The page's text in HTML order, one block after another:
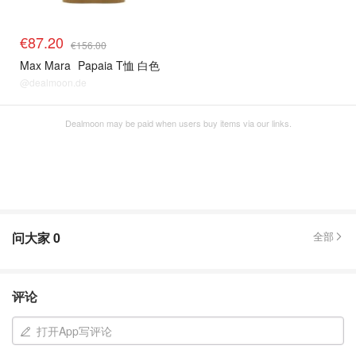
€87.20 €156.00
Max Mara Papaia T恤 白色
@dealmoon.de
Dealmoon may be paid when users buy items via our links.
问大家0 全部
评论
打开App写评论